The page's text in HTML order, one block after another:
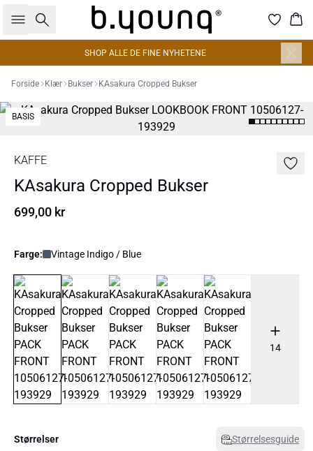
Søk
SHOP ALLE DE FINE NYHETENE
Forside Klær Bukser KAsakura Cropped Bukser
BASIS
KAFFE
KAsakura Cropped Bukser
699,00 kr
Farge: Vintage Indigo / Blue
14
Størrelser Størrelsesguide